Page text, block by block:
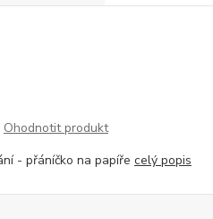
Ohodnotit produkt
- přáníčko na papíře celý popis